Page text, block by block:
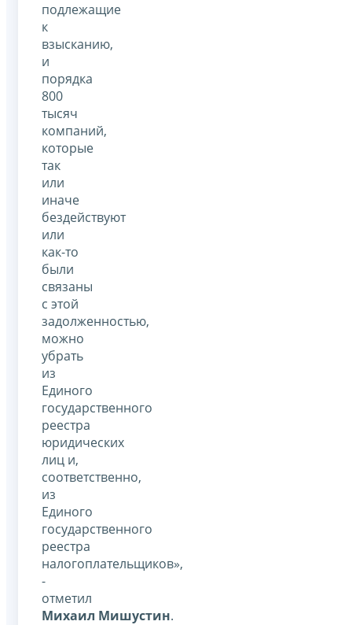
подлежащие
к
взысканию,
и
порядка
800
тысяч
компаний,
которые
так
или
иначе
бездействуют
или
как-то
были
связаны
с этой
задолженностью,
можно
убрать
из
Единого
государственного
реестра
юридических
лиц и,
соответственно,
из
Единого
государственного
реестра
налогоплательщиков»,
-
отметил
Михаил Мишустин.